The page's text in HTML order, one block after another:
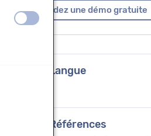
Demandez une démo gratuite
Langue
Références
éteintactivé